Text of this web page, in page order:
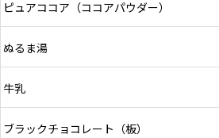
ピュアココア（ココアパウダー）
ぬるま湯
牛乳
ブラックチョコレート（板）